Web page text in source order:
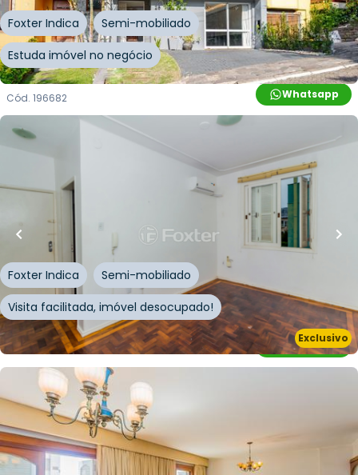
Foxter Indica
Semi-mobiliado
Estuda imóvel no negócio
Whatsapp
Cód. 196682
Exclusivo
R$230.000,00
218.500,00
2quartos • 0vagas
Apartamento • Edifício Praia De Belas
Avenida Praia de Belas, Praia de Belas Porto Alegre
Foxter Indica
Semi-mobiliado
Visita facilitada, imóvel desocupado!
Whatsapp
Cód. 225614
620.000,00
R$520.000,00
16% OFF
154m²•3quartos•2banheiros•2vagas